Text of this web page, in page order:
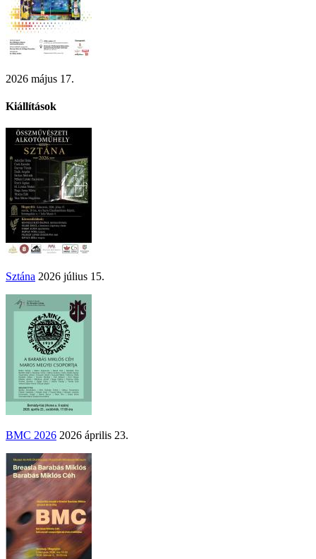
2026 május 17.
Kiállítások
Sztána 2026 július 15.
BMC 2026 2026 április 23.